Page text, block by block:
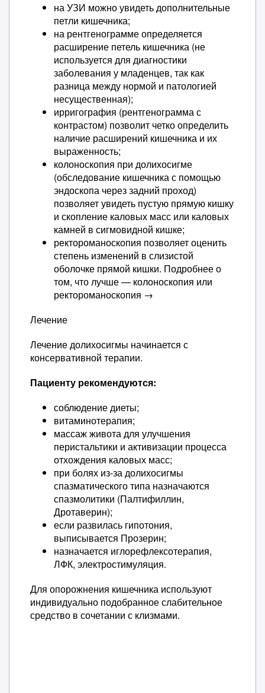
на УЗИ можно увидеть дополнительные
петли кишечника;
на рентгенограмме определяется
расширение петель кишечника (не
используется для диагностики
заболевания у младенцев, так как
разница между нормой и патологией
несущественная);
ирригография (рентгенограмма с
контрастом) позволит четко определить
наличие расширений кишечника и их
выраженность;
колоноскопия при долихосигме
(обследование кишечника с помощью
эндоскопа через задний проход)
позволяет увидеть пустую прямую кишку
и скопление каловых масс или каловых
камней в сигмовидной кишке;
ректороманоскопия позволяет оценить
степень изменений в слизистой
оболочке прямой кишки. Подробнее о
том, что лучше — колоноскопия или
ректороманоскопия →
Лечение
Лечение долихосигмы начинается с
консервативной терапии.
Пациенту рекомендуются:
соблюдение диеты;
витаминотерапия;
массаж живота для улучшения
перистальтики и активизации процесса
отхождения каловых масс;
при болях из-за долихосигмы
спазматического типа назначаются
спазмолитики (Палтифиллин,
Дротаверин);
если развилась гипотония,
выписывается Прозерин;
назначается иглорефлексотерапия,
ЛФК, электростимуляция.
Для опорожнения кишечника используют
индивидуально подобранное слабительное
средство в сочетании с клизмами.